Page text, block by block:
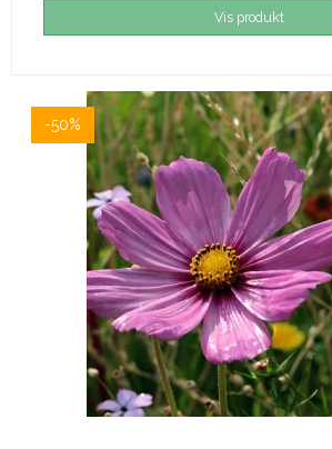
Vis produkt
-50%